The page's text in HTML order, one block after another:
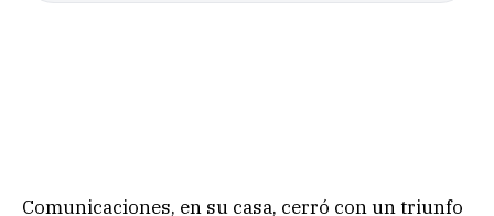
Comunicaciones, en su casa, cerró con un triunfo